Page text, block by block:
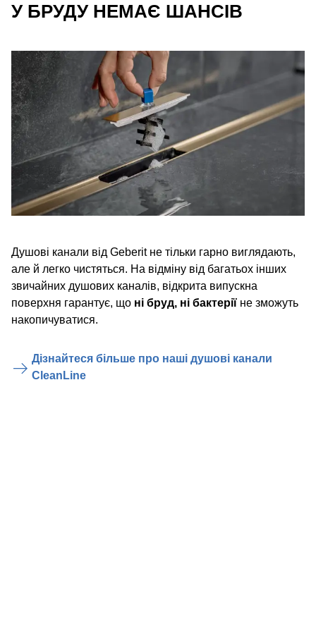
У БРУДУ НЕМАЄ ШАНСІВ
Душові канали від Geberit не тільки гарно виглядають,
але й легко чистяться. На відміну від багатьох інших
звичайних душових каналів, відкрита випускна
поверхня гарантує, що ні бруд, ні бактерії не зможуть
накопичуватися.
Дізнайтеся більше про наші душові канали
CleanLine